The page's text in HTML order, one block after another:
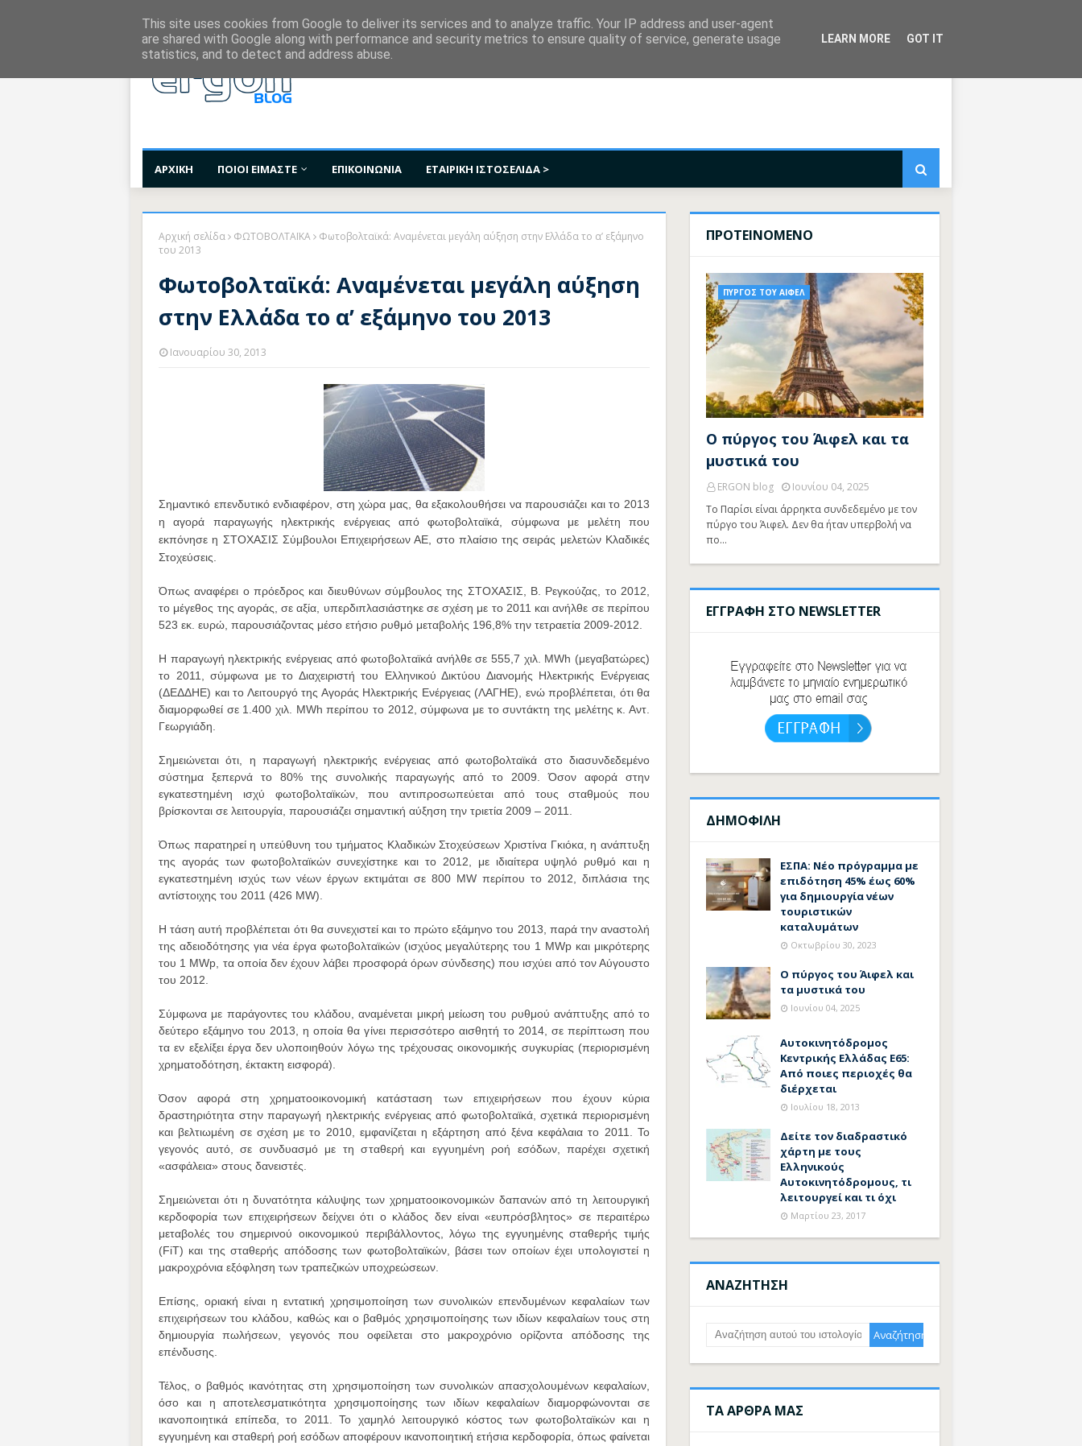
ΑΡΧΙΚΗ ΠΟΙΟΙ ΕΙΜΑΣΤΕ ΕΠΙΚΟΙΝΩΝΙΑ ΕΤΑΙΡΙΚΗ ΙΣΤΟΣΕΛΙΔΑ >
Αρχική σελίδα ΦΩΤΟΒΟΛΤΑΪΚΑ
Φωτοβολταϊκά: Αναμένεται μεγάλη αύξηση στην Ελλάδα το α’ εξάμηνο
του 2013
Φωτοβολταϊκά: Αναμένεται μεγάλη αύξηση
στην Ελλάδα το α’ εξάμηνο του 2013
Ιανουαρίου 30, 2013
Σημαντικό επενδυτικό ενδιαφέρον, στη χώρα μας, θα εξακολουθήσει να παρουσιάζει και το 2013
η αγορά παραγωγής ηλεκτρικής ενέργειας από φωτοβολταϊκά, σύμφωνα με μελέτη που
εκπόνησε η ΣΤΟΧΑΣΙΣ Σύμβουλοι Επιχειρήσεων ΑΕ, στο πλαίσιο της σειράς μελετών Κλαδικές
Στοχεύσεις.
Όπως αναφέρει ο πρόεδρος και διευθύνων σύμβουλος της ΣΤΟΧΑΣΙΣ, Β. Ρεγκούζας, το 2012,
το μέγεθος της αγοράς, σε αξία, υπερδιπλασιάστηκε σε σχέση με το 2011 και ανήλθε σε περίπου
523 εκ. ευρώ, παρουσιάζοντας μέσο ετήσιο ρυθμό μεταβολής 196,8% την τετραετία 2009-2012.
Η παραγωγή ηλεκτρικής ενέργειας από φωτοβολταϊκά ανήλθε σε 555,7 χιλ. MWh (μεγαβατώρες)
το 2011, σύμφωνα με το Διαχειριστή του Ελληνικού Δικτύου Διανομής Ηλεκτρικής Ενέργειας
(ΔΕΔΔΗΕ) και το Λειτουργό της Αγοράς Ηλεκτρικής Ενέργειας (ΛΑΓΗΕ), ενώ προβλέπεται, ότι θα
διαμορφωθεί σε 1.400 χιλ. MWh περίπου το 2012, σύμφωνα με το συντάκτη της μελέτης κ. Αντ.
Γεωργιάδη.
Σημειώνεται ότι, η παραγωγή ηλεκτρικής ενέργειας από φωτοβολταϊκά στο διασυνδεδεμένο
σύστημα ξεπερνά το 80% της συνολικής παραγωγής από το 2009. Όσον αφορά στην
εγκατεστημένη ισχύ φωτοβολταϊκών, που αντιπροσωπεύεται από τους σταθμούς που
βρίσκονται σε λειτουργία, παρουσιάζει σημαντική αύξηση την τριετία 2009 – 2011.
Όπως παρατηρεί η υπεύθυνη του τμήματος Κλαδικών Στοχεύσεων Χριστίνα Γκιόκα, η ανάπτυξη
της αγοράς των φωτοβολταϊκών συνεχίστηκε και το 2012, με ιδιαίτερα υψηλό ρυθμό και η
εγκατεστημένη ισχύς των νέων έργων εκτιμάται σε 800 MW περίπου το 2012, διπλάσια της
αντίστοιχης του 2011 (426 MW).
Η τάση αυτή προβλέπεται ότι θα συνεχιστεί και το πρώτο εξάμηνο του 2013, παρά την αναστολή
της αδειοδότησης για νέα έργα φωτοβολταϊκών (ισχύος μεγαλύτερης του 1 MWp και μικρότερης
του 1 MWp, τα οποία δεν έχουν λάβει προσφορά όρων σύνδεσης) που ισχύει από τον Αύγουστο
του 2012.
Σύμφωνα με παράγοντες του κλάδου, αναμένεται μικρή μείωση του ρυθμού ανάπτυξης από το
δεύτερο εξάμηνο του 2013, η οποία θα γίνει περισσότερο αισθητή το 2014, σε περίπτωση που
τα εν εξελίξει έργα δεν υλοποιηθούν λόγω της τρέχουσας οικονομικής συγκυρίας (περιορισμένη
χρηματοδότηση, έκτακτη εισφορά).
Όσον αφορά στη χρηματοοικονομική κατάσταση των επιχειρήσεων που έχουν κύρια
δραστηριότητα στην παραγωγή ηλεκτρικής ενέργειας από φωτοβολταϊκά, σχετικά περιορισμένη
και βελτιωμένη σε σχέση με το 2010, εμφανίζεται η εξάρτηση από ξένα κεφάλαια το 2011. Το
γεγονός αυτό, σε συνδυασμό με τη σταθερή και εγγυημένη ροή εσόδων, παρέχει σχετική
«ασφάλεια» στους δανειστές.
Σημειώνεται ότι η δυνατότητα κάλυψης των χρηματοοικονομικών δαπανών από τη λειτουργική
κερδοφορία των επιχειρήσεων δείχνει ότι ο κλάδος δεν είναι «ευπρόσβλητος» σε περαιτέρω
μεταβολές του σημερινού οικονομικού περιβάλλοντος, λόγω της εγγυημένης σταθερής τιμής
(FiT) και της σταθερής απόδοσης των φωτοβολταϊκών, βάσει των οποίων έχει υπολογιστεί η
μακροχρόνια εξόφληση των τραπεζικών υποχρεώσεων.
Επίσης, οριακή είναι η εντατική χρησιμοποίηση των συνολικών επενδυμένων κεφαλαίων των
επιχειρήσεων του κλάδου, καθώς και ο βαθμός χρησιμοποίησης των ιδίων κεφαλαίων τους στη
δημιουργία πωλήσεων, γεγονός που οφείλεται στο μακροχρόνιο ορίζοντα απόδοσης της
επένδυσης.
Τέλος, ο βαθμός ικανότητας στη χρησιμοποίηση των συνολικών απασχολουμένων κεφαλαίων,
όσο και η αποτελεσματικότητα χρησιμοποίησης των ιδίων κεφαλαίων διαμορφώνονται σε
ικανοποιητικά επίπεδα, το 2011. Το χαμηλό λειτουργικό κόστος των φωτοβολταϊκών και η
εγγυημένη και σταθερή ροή εσόδων αποφέρουν ικανοποιητική ετήσια κερδοφορία, όπως φαίνεται
ΠΡΟΤΕΙΝΟΜΕΝΟ
ΠΥΡΓΟΣ ΤΟΥ ΑΙΦΕΛ
Ο πύργος του Άιφελ και τα
μυστικά του
ERGON blog
Ιουνίου 04, 2025
Το Παρίσι είναι άρρηκτα συνδεδεμένο με τον
πύργο του Άιφελ. Δεν θα ήταν υπερβολή να
πο…
ΕΓΓΡΑΦΗ ΣΤΟ NEWSLETTER
ΔΗΜΟΦΙΛΗ
ΕΣΠΑ: Νέο πρόγραμμα με
επιδότηση 45% έως 60%
για δημιουργία νέων
τουριστικών
καταλυμάτων
Οκτωβρίου 30, 2023
Ο πύργος του Άιφελ και
τα μυστικά του
Ιουνίου 04, 2025
Αυτοκινητόδρομος
Κεντρικής Ελλάδας Ε65:
Από ποιες περιοχές θα
διέρχεται
Ιουλίου 18, 2013
Δείτε τον διαδραστικό
χάρτη με τους
Ελληνικούς
Αυτοκινητόδρομους, τι
λειτουργεί και τι όχι
Μαρτίου 23, 2017
ΑΝΑΖΗΤΗΣΗ
ΤΑ ΑΡΘΡΑ ΜΑΣ
This site uses cookies from Google to deliver its services and to analyze traffic. Your IP address and user-agent
are shared with Google along with performance and security metrics to ensure quality of service, generate usage
statistics, and to detect and address abuse.
LEARN MORE GOT IT